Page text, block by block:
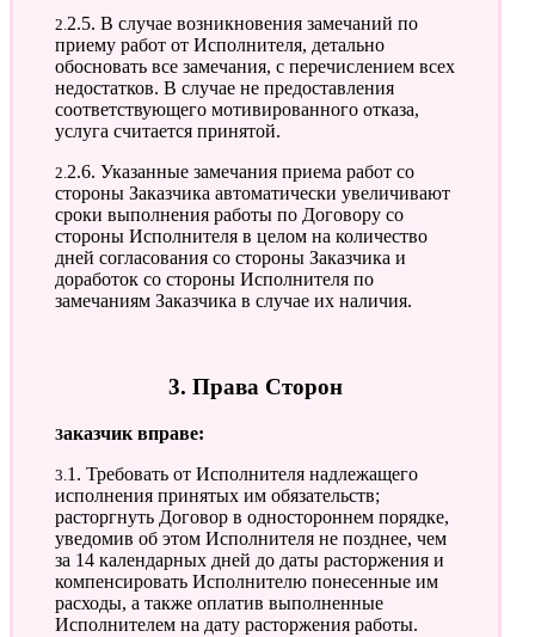
2.2.5. В случае возникновения замечаний по
приему работ от Исполнителя, детально
обосновать все замечания, с перечислением всех
недостатков. В случае не предоставления
соответствующего мотивированного отказа,
услуга считается принятой.
2.2.6. Указанные замечания приема работ со
стороны Заказчика автоматически увеличивают
сроки выполнения работы по Договору со
стороны Исполнителя в целом на количество
дней согласования со стороны Заказчика и
доработок со стороны Исполнителя по
замечаниям Заказчика в случае их наличия.
3. Права Сторон
Заказчик вправе:
3.1. Требовать от Исполнителя надлежащего
исполнения принятых им обязательств;
расторгнуть Договор в одностороннем порядке,
уведомив об этом Исполнителя не позднее, чем
за 14 календарных дней до даты расторжения и
компенсировать Исполнителю понесенные им
расходы, а также оплатив выполненные
Исполнителем на дату расторжения работы.